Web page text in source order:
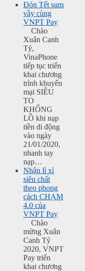
Đón Tết sum
vầy cùng
VNPT Pay
Chào
Xuân Canh
Tý,
VinaPhone
tiếp tục triển
khai chương
trình khuyến
mại SIÊU
TO
KHỔNG
LỒ khi nạp
tiền di động
vào ngày
21/01/2020,
nhanh tay
nạp…
Nhận lì xì
siêu chất
theo phong
cách CHẠM
4.0 của
VNPT Pay
Chào
mừng Xuân
Canh Tý
2020, VNPT
Pay triển
khai chương